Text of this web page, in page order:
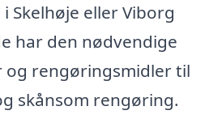
eller Viborg
har den nødvendige
og rengøringsmidler til
skånsom rengøring.